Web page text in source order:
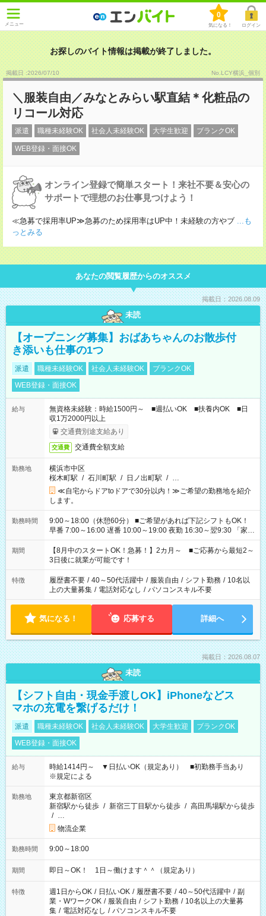
メニュー
0
気になる！ ログイン
お探しのバイト情報は掲載が終了しました。
掲載日 :2026/07/10 No.LCY横浜_個別
＼服装自由／みなとみらい駅直結＊化粧品の
リコール対応
派遣 職種未経験OK 社会人未経験OK 大学生歓迎 ブランクOK
WEB登録・面接OK
オンライン登録で簡単スタート！来社不要＆安心の
サポートで理想のお仕事見つけよう！
≪急募で採用率UP≫急募のため採用率はUP中！未経験の方やブ ...も
っとみる
あなたの閲覧履歴からのオススメ
掲載日：2026.08.09
未読
【オープニング募集】おばあちゃんのお散歩付
き添いも仕事の1つ
派遣 職種未経験OK 社会人未経験OK
ブランクOK
WEB登録・面接OK
給与
無資格未経験：時給1500円～ ■週払いOK ■扶養内OK ■日
収1万2000円以上
交通費別途支給あり
交通費 交通費全額支給
勤務地
横浜市中区
桜木町駅 / 石川町駅 / 日ノ出町駅 / …
≪自宅からドアtoドアで30分以内！≫ご希望の勤務地を紹介
します。
勤務時間
9:00～18:00（休憩60分） ■ご希望があれば下記シフトもOK！
早番 7:00～16:00 遅番 10:00～19:00 夜勤 16:30～翌9:30 「家族
と休みを合わせたい」 「余裕を持って夕飯の準備がしたい」
「できれば残業はしたくない」 など、ご希望を教えてください
ね。 ※Wワーク希望の方へ 今ご覧のお仕事で希望する勤務時間
と、もう1つのお仕事の勤務時間。 合計で週40時間を超える場
合は応募できません。
期間
【8月中のスタートOK！急募！】2カ月～ ■ご応募から最短2～
3日後に就業が可能です！
特徴 履歴書不要 / 40～50代活躍中 / 服装自由 / シフト勤務 / 10名以
上の大量募集 / 電話対応なし / パソコンスキル不要
気になる！ 応募する 詳細へ
掲載日：2026.08.07
未読
【シフト自由・現金手渡しOK】iPhoneなどス
マホの充電を繋げるだけ！
派遣 職種未経験OK 社会人未経験OK 大学生歓迎
ブランクOK
WEB登録・面接OK
給与
時給1414円～ ▼日払いOK（規定あり） ■初勤務手当あり
※規定による
勤務地
東京都新宿区
新宿駅から徒歩 / 新宿三丁目駅から徒歩 / 高田馬場駅から徒歩
/ …
物流企業
勤務時間 9:00～18:00
期間 即日～OK！ 1日～働けます＾＾（規定あり）
特徴 週1日からOK / 日払いOK / 履歴書不要 / 40～50代活躍中 / 副
業・WワークOK / 服装自由 / シフト勤務 / 10名以上の大量募
集 / 電話対応なし / パソコンスキル不要